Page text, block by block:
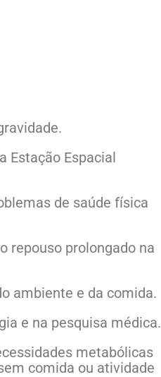
Estação Espacial
de saúde física
repouso prolongado na
ambiente e da comida.
e na pesquisa médica.
metabólicas
comida ou atividade